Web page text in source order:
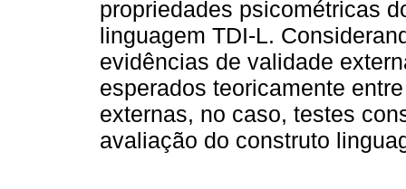
propriedades psicométricas
linguagem TDI-L.
evidências de validade
esperados teoricamente
externas, no caso, testes
avaliação do construto